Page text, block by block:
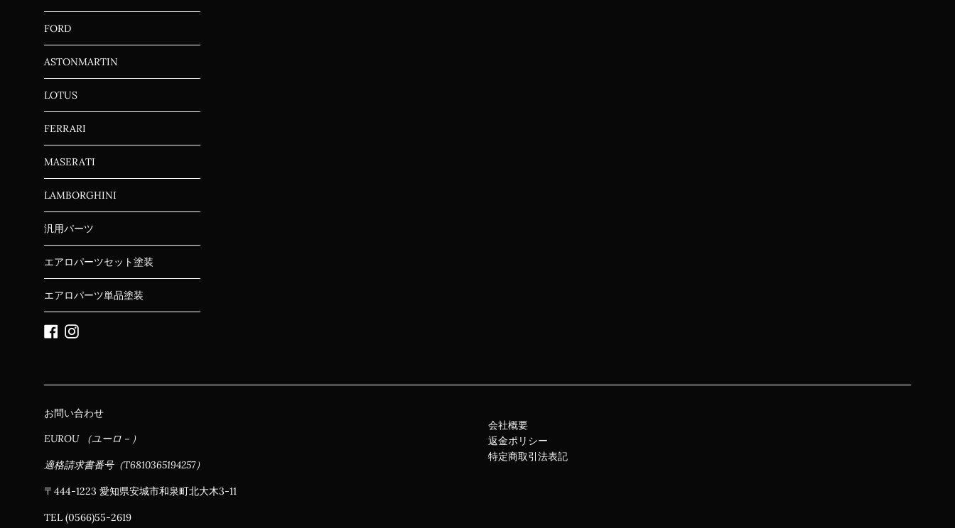
FORD
ASTONMARTIN
LOTUS
FERRARI
MASERATI
LAMBORGHINI
汎用パーツ
エアロパーツセット塗装
エアロパーツ単品塗装
FacebookInstagram
お問い合わせ
EUROU （ユーロ－）
適格請求書番号（T6810365194257）
〒444-1223 愛知県安城市和泉町北大木3-11
TEL (0566)55-2619
会社概要
返金ポリシー
特定商取引法表記